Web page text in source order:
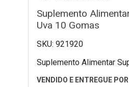
Suplemento
Uva 10 Gomas
921920
Suplemento Alimentar